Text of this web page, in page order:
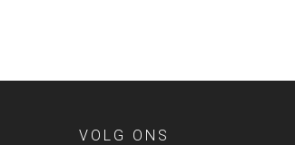
VOLG ONS